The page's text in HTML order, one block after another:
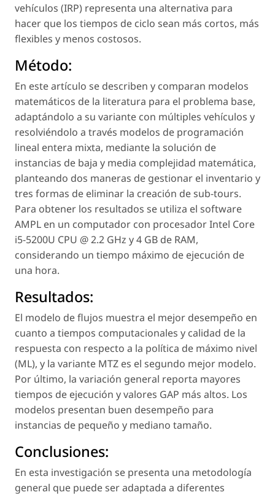
vehículos (IRP) representa una alternativa para
hacer que los tiempos de ciclo sean más cortos, más
flexibles y menos costosos.
Método:
En este artículo se describen y comparan modelos
matemáticos de la literatura para el problema base,
adaptándolo a su variante con múltiples vehículos y
resolviéndolo a través modelos de programación
lineal entera mixta, mediante la solución de
instancias de baja y media complejidad matemática,
planteando dos maneras de gestionar el inventario y
tres formas de eliminar la creación de sub-tours.
Para obtener los resultados se utiliza el software
AMPL en un computador con procesador Intel Core
i5-5200U CPU @ 2.2 GHz y 4 GB de RAM,
considerando un tiempo máximo de ejecución de
una hora.
Resultados:
El modelo de flujos muestra el mejor desempeño en
cuanto a tiempos computacionales y calidad de la
respuesta con respecto a la política de máximo nivel
(ML), y la variante MTZ es el segundo mejor modelo.
Por último, la variación general reporta mayores
tiempos de ejecución y valores GAP más altos. Los
modelos presentan buen desempeño para
instancias de pequeño y mediano tamaño.
Conclusiones:
En esta investigación se presenta una metodología
general que puede ser adaptada a diferentes